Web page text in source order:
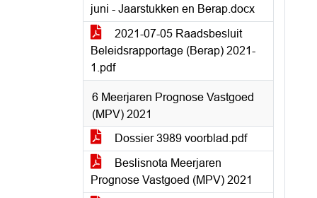
juni - Jaarstukken en Berap.docx
2021-07-05 Raadsbesluit
Beleidsrapportage (Berap) 2021-
1.pdf
6 Meerjaren Prognose Vastgoed
(MPV) 2021
Dossier 3989 voorblad.pdf
Beslisnota Meerjaren
Prognose Vastgoed (MPV) 2021